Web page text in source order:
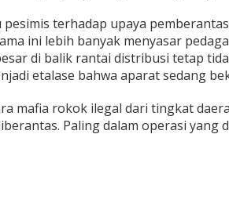
terhadap upaya
ini lebih banyak menyasar
di balik rantai distribusi tetap
etalase bahwa aparat sedang
mafia rokok ilegal dari tingkat
Paling dalam operasi yang